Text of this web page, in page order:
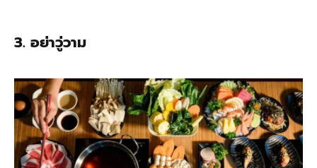
3. อย่าวู่วาม